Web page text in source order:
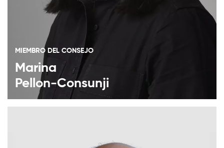
MIEMBRO DEL CONSEJO
Marina
Pellon-Consunji